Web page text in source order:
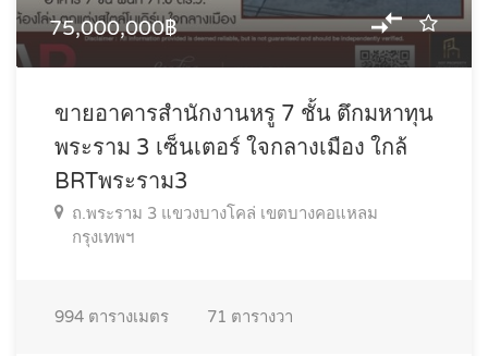
75,000,000฿
ขายอาคารสำนักงานหรู 7 ชั้น ตึกมหาทุน
พระราม 3 เซ็นเตอร์ ใจกลางเมือง ใกล้
BRTพระราม3
ถ.พระราม 3 แขวงบางโคล่ เขตบางคอแหลม
กรุงเทพฯ
994 ตารางเมตร 71 ตารางวา